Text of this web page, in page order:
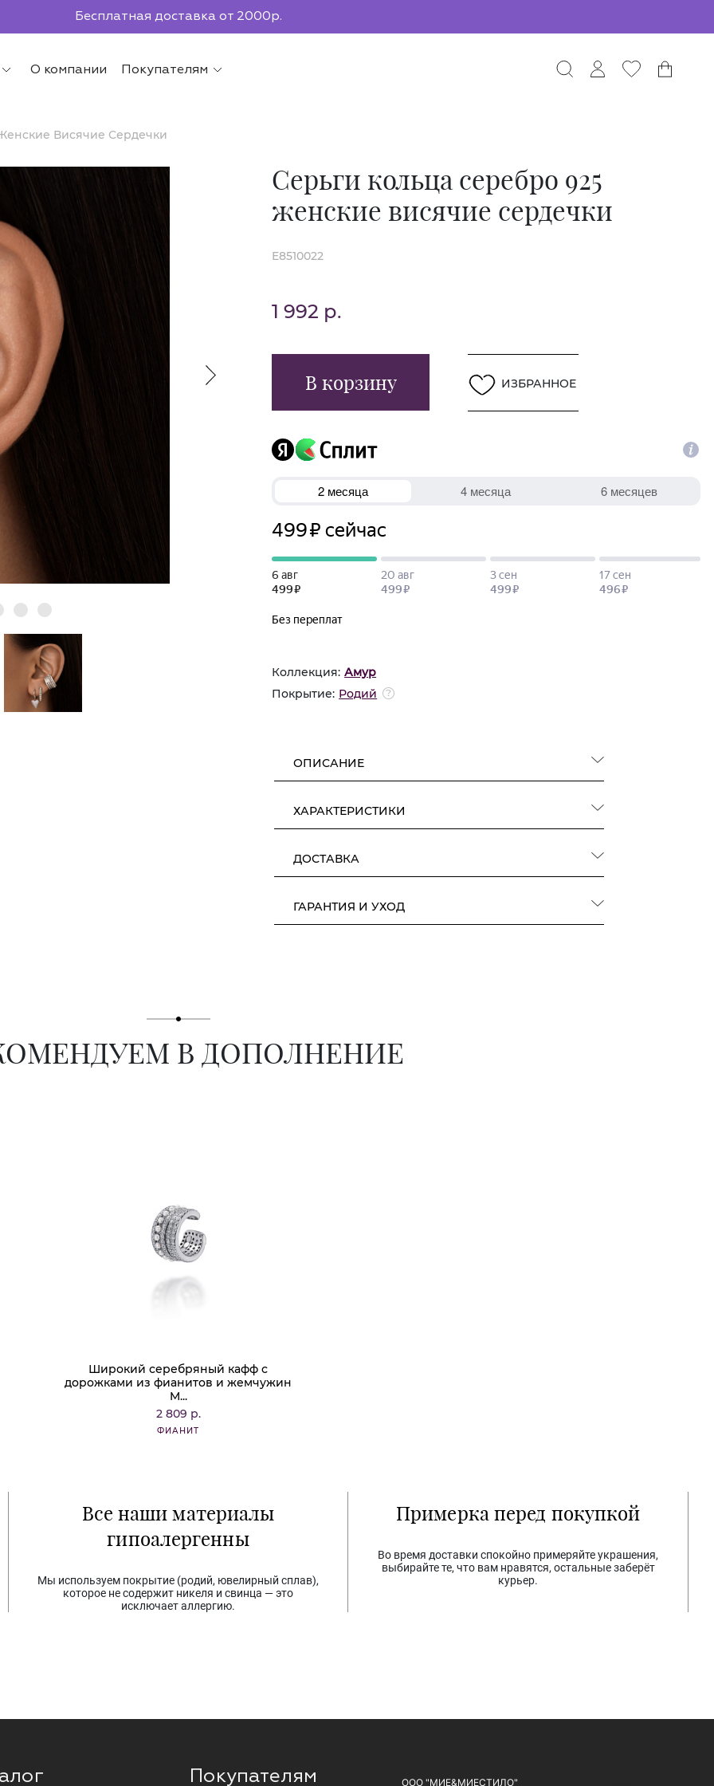
По всей России до ПВЗ СДЭК
О компании Покупателям
Висячие Сердечки
Серьги кольца серебро 925
женские висячие сердечки
E8510022
1 992 р.
В корзину ИЗБРАННОЕ
Коллекция: Амур
Покрытие: Родий
ОПИСАНИЕ
ХАРАКТЕРИСТИКИ
ДОСТАВКА
ГАРАНТИЯ И УХОД
В ДОПОЛНЕНИЕ
Широкий серебряный кафф с
дорожками из фианитов и жемчужин
M...
2 809 р.
ФИАНИТ
Все наши материалы
гипоалергенны
Мы используем покрытие (родий, ювелирный сплав),
которое не содержит никеля и свинца — это
исключает аллергию.
Примерка перед покупкой
Во время доставки спокойно примеряйте украшения,
выбирайте те, что вам нравятся, остальные заберёт
курьер.
Покупателям ООО "МИЕ&МИЕСТИЛО"